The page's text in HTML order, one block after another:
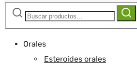
Buscar:
Buscar
Orales
Esteroides orales